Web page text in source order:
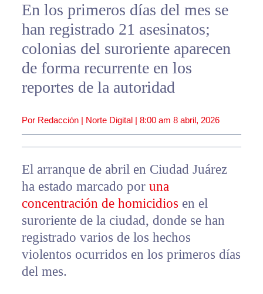
En los primeros días del mes se
han registrado 21 asesinatos;
colonias del suroriente aparecen
de forma recurrente en los
reportes de la autoridad
Por Redacción | Norte Digital | 8:00 am 8 abril, 2026
El arranque de abril en Ciudad Juárez
ha estado marcado por una
concentración de homicidios en el
suroriente de la ciudad, donde se han
registrado varios de los hechos
violentos ocurridos en los primeros días
del mes.